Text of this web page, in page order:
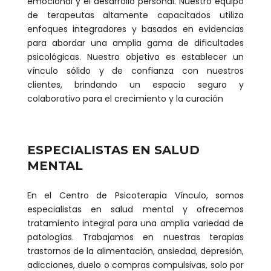
de terapeutas altamente capacitados utiliza
enfoques integradores y basados en evidencias
para abordar una amplia gama de dificultades
psicológicas. Nuestro objetivo es establecer un
vínculo sólido y de confianza con nuestros
clientes, brindando un espacio seguro y
colaborativo para el crecimiento y la curación
ESPECIALISTAS EN SALUD
MENTAL
En el Centro de Psicoterapia Vínculo, somos
especialistas en salud mental y ofrecemos
tratamiento integral para una amplia variedad de
patologías. Trabajamos en nuestras terapias
trastornos de la alimentación, ansiedad, depresión,
adicciones, duelo o compras compulsivas, solo por